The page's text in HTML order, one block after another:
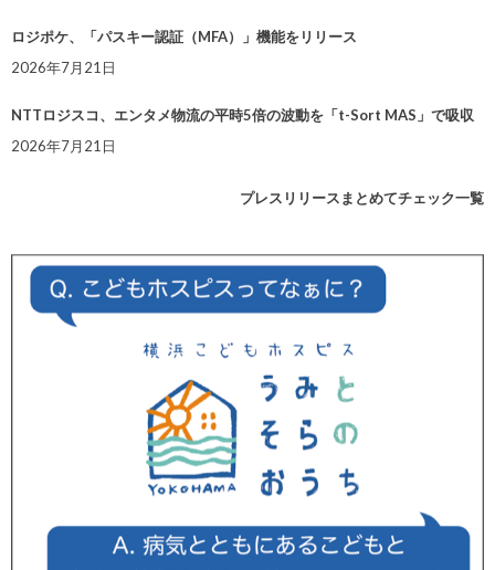
ロジポケ、「パスキー認証（MFA）」機能をリリース
2026年7月21日
NTTロジスコ、エンタメ物流の平時5倍の波動を「t-Sort MAS」で吸収
2026年7月21日
プレスリリースまとめてチェック一覧